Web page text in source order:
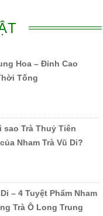
Hoa – Đỉnh Cao
Tống
sao Trà Thuỷ Tiên
Nham Trà Vũ Di?
– 4 Tuyệt Phẩm Nham
Trà Ô Long Trung